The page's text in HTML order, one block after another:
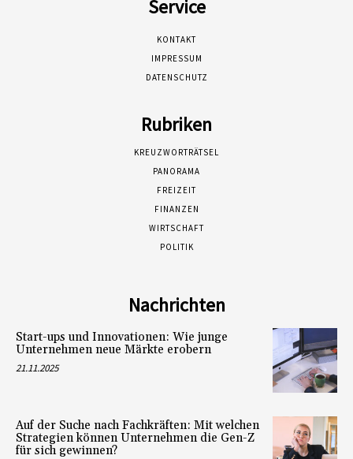
Service
KONTAKT
IMPRESSUM
DATENSCHUTZ
Rubriken
KREUZWORTRÄTSEL
PANORAMA
FREIZEIT
FINANZEN
WIRTSCHAFT
POLITIK
Nachrichten
Start-ups und Innovationen: Wie junge
Unternehmen neue Märkte erobern
21.11.2025
Auf der Suche nach Fachkräften: Mit welchen
Strategien können Unternehmen die Gen-Z
für sich gewinnen?